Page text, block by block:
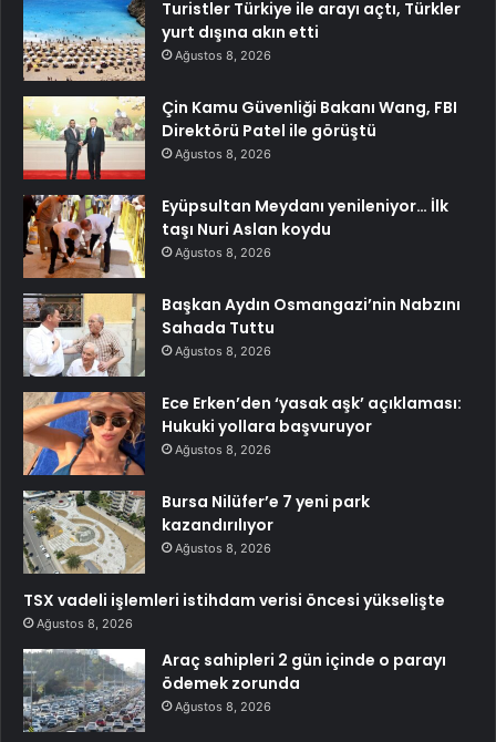
Turistler Türkiye ile arayı açtı, Türkler
yurt dışına akın etti
Ağustos 8, 2026
Çin Kamu Güvenliği Bakanı Wang, FBI
Direktörü Patel ile görüştü
Ağustos 8, 2026
Eyüpsultan Meydanı yenileniyor… İlk
taşı Nuri Aslan koydu
Ağustos 8, 2026
Başkan Aydın Osmangazi’nin Nabzını
Sahada Tuttu
Ağustos 8, 2026
Ece Erken’den ‘yasak aşk’ açıklaması:
Hukuki yollara başvuruyor
Ağustos 8, 2026
Bursa Nilüfer’e 7 yeni park
kazandırılıyor
Ağustos 8, 2026
TSX vadeli işlemleri istihdam verisi öncesi yükselişte
Ağustos 8, 2026
Araç sahipleri 2 gün içinde o parayı
ödemek zorunda
Ağustos 8, 2026